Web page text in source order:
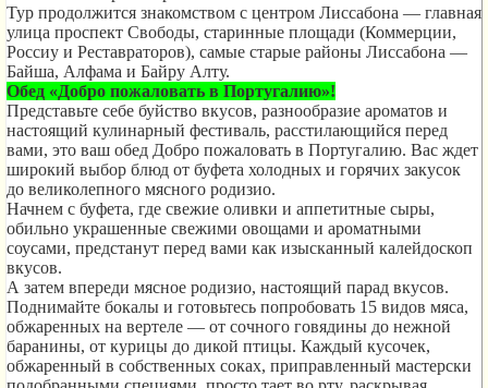
Тур продолжится знакомством с центром Лиссабона — главная
улица проспект Свободы, старинные площади (Коммерции,
Россиу и Реставраторов), самые старые районы Лиссабона —
Байша, Алфама и Байру Алту.
Обед «Добро пожаловать в Португалию»!
Представьте себе буйство вкусов, разнообразие ароматов и
настоящий кулинарный фестиваль, расстилающийся перед
вами, это ваш обед Добро пожаловать в Португалию. Вас ждет
широкий выбор блюд от буфета холодных и горячих закусок
до великолепного мясного родизио.
Начнем с буфета, где свежие оливки и аппетитные сыры,
обильно украшенные свежими овощами и ароматными
соусами, предстанут перед вами как изысканный калейдоскоп
вкусов.
А затем впереди мясное родизио, настоящий парад вкусов.
Поднимайте бокалы и готовьтесь попробовать 15 видов мяса,
обжаренных на вертеле — от сочного говядины до нежной
баранины, от курицы до дикой птицы. Каждый кусочек,
обжаренный в собственных соках, приправленный мастерски